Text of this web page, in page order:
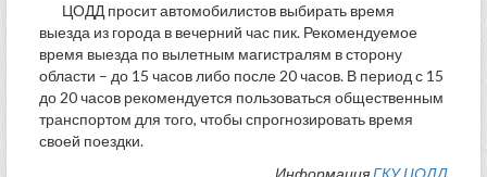
ЦОДД просит автомобилистов выбирать время
выезда из города в вечерний час пик. Рекомендуемое
время выезда по вылетным магистралям в сторону
области – до 15 часов либо после 20 часов. В период с 15
до 20 часов рекомендуется пользоваться общественным
транспортом для того, чтобы спрогнозировать время
своей поездки.
ИнформацияГКУ ЦОДД